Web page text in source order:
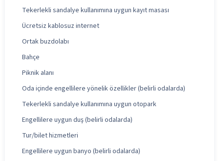
Tekerlekli sandalye kullanımına uygun kayıt masası
Ücretsiz kablosuz internet
Ortak buzdolabı
Bahçe
Piknik alanı
Oda içinde engellilere yönelik özellikler (belirli odalarda)
Tekerlekli sandalye kullanımına uygun otopark
Engellilere uygun duş (belirli odalarda)
Tur/bilet hizmetleri
Engellilere uygun banyo (belirli odalarda)